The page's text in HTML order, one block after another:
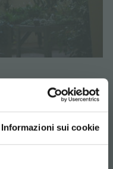
Informazioni sui cookie